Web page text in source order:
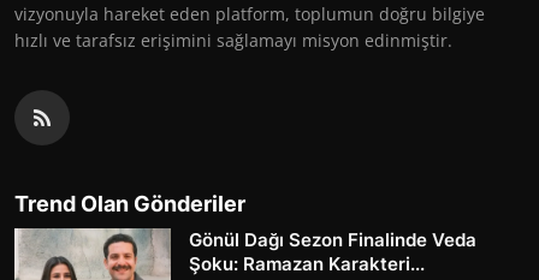
vizyonuyla hareket eden platform, toplumun doğru bilgiye
hızlı ve tarafsız erişimini sağlamayı misyon edinmiştir.
Trend Olan Gönderiler
Gönül Dağı Sezon Finalinde Veda
Şoku: Ramazan Karakteri...